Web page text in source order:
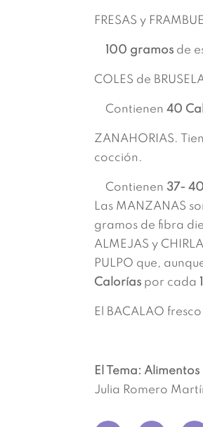
FRESAS y
100 gramos de
COLES de
Contienen40
ZANAHORIAS.
cocción.
Contienen 37-
Las MANZANAS
gramos de fibra
ALMEJAS y
PULPO que,
Calorías por cada
El BACALAO
El Tema:
Julia Romero